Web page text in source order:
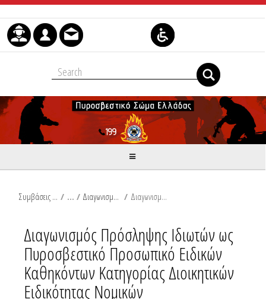
Μετάβαση στο περιεχόμενο
Συμβάσεις Διαβουλεύσεις Διαγωνισμοί / Διαγωνισμοί Πρόσληψης Προσωπικού Ειδικών Καθηκόντων / Διαγωνισμός Πρόσληψης Ιδιωτών ως Πυροσβεστικό Προσωπικό Ειδικών Καθηκόντων Κατηγορίας Διοικητικών Ειδικότητας Νομικών για το έτος 2026
Διαγωνισμός Πρόσληψης Ιδιωτών ως
Πυροσβεστικό Προσωπικό Ειδικών
Καθηκόντων Κατηγορίας Διοικητικών
Ειδικότητας Νομικών